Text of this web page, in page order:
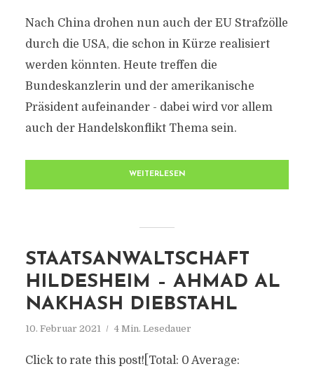
Nach China drohen nun auch der EU Strafzölle
durch die USA, die schon in Kürze realisiert
werden könnten. Heute treffen die
Bundeskanzlerin und der amerikanische
Präsident aufeinander - dabei wird vor allem
auch der Handelskonflikt Thema sein.
WEITERLESEN
STAATSANWALTSCHAFT
HILDESHEIM – AHMAD AL
NAKHASH DIEBSTAHL
10. Februar 2021 4 Min. Lesedauer
Click to rate this post![Total: 0 Average: